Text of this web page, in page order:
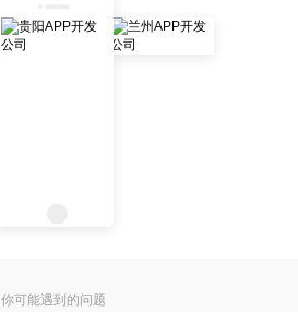
你可能遇到的问题